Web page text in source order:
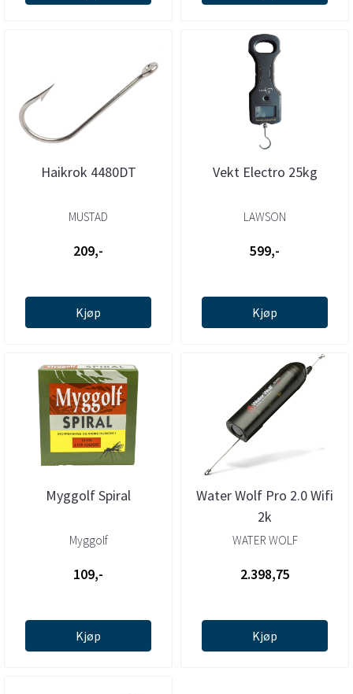
Haikrok 4480DT
MUSTAD
209,-
Kjøp
Vekt Electro 25kg
LAWSON
599,-
Kjøp
Myggolf Spiral
Myggolf
109,-
Kjøp
Water Wolf Pro 2.0 Wifi
2k
WATER WOLF
2.398,75
Kjøp